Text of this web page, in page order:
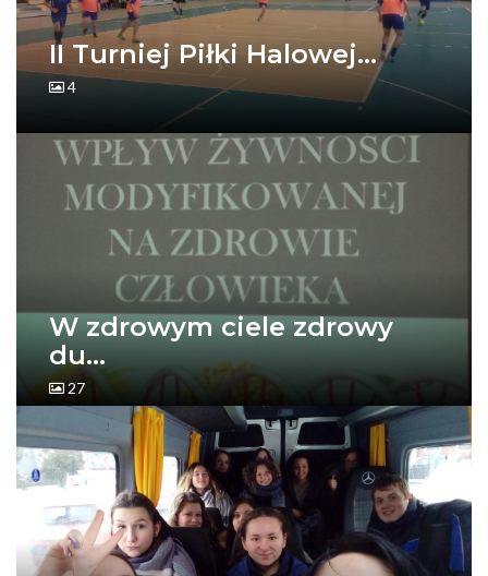
II Turniej Piłki Halowej...
4
W zdrowym ciele zdrowy
du...
27